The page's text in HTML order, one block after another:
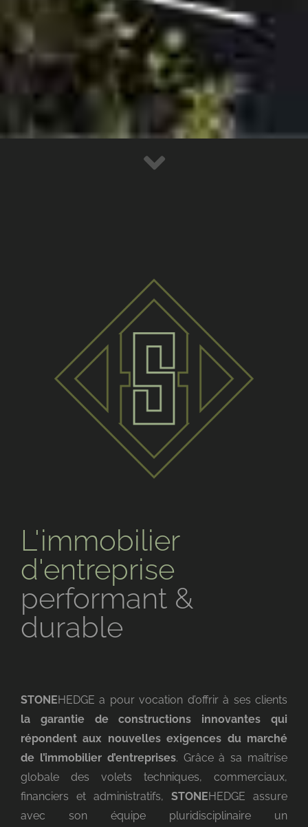
L'immobilier
d'entreprise
performant &
durable
STONEHEDGE a pour vocation d’offrir à ses clients
la garantie de constructions innovantes qui
répondent aux nouvelles exigences du marché
de l’immobilier d’entreprises. Grâce à sa maîtrise
globale des volets techniques, commerciaux,
financiers et administratifs, STONEHEDGE
assure
avec son équipe pluridisciplinaire un